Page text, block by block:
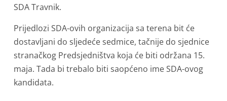
SDA Travnik.
Prijedlozi SDA-ovih organizacija sa terena bit će
dostavljani do sljedeće sedmice, tačnije do sjednice
stranačkog Predsjedništva koja će biti održana 15.
maja. Tada bi trebalo biti saopćeno ime SDA-ovog
kandidata.